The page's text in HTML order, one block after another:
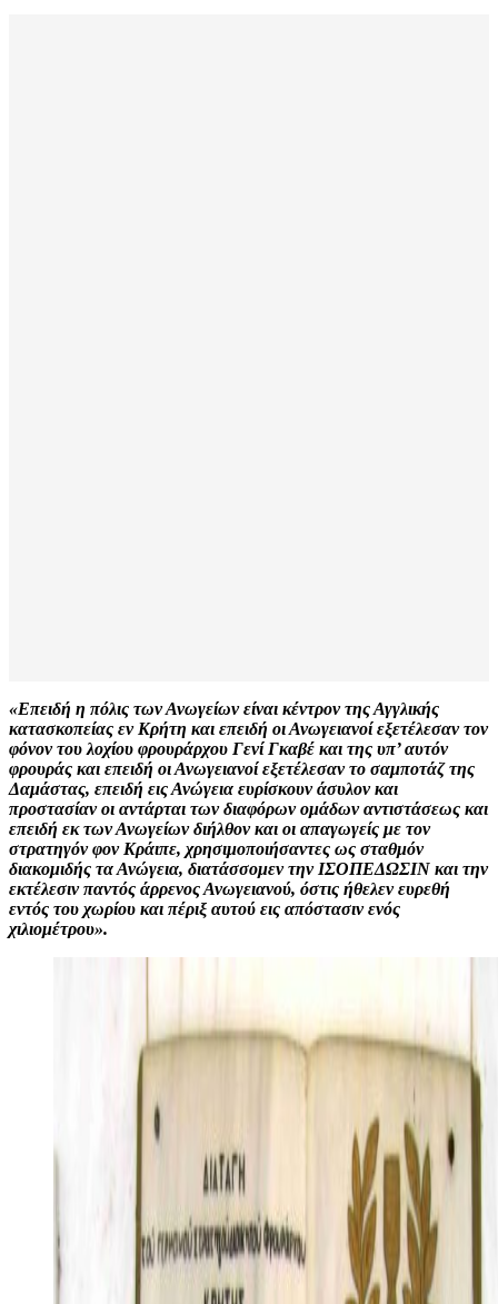
«Επειδή η πόλις των Ανωγείων είναι κέντρον της Αγγλικής
κατασκοπείας εν Κρήτη και επειδή οι Ανωγειανοί εξετέλεσαν τον
φόνον του λοχίου φρουράρχου Γενί Γκαβέ και της υπ’ αυτόν
φρουράς και επειδή οι Ανωγειανοί εξετέλεσαν το σαμποτάζ της
Δαμάστας, επειδή εις Ανώγεια ευρίσκουν άσυλον και
προστασίαν οι αντάρται των διαφόρων ομάδων αντιστάσεως και
επειδή εκ των Ανωγείων διήλθον και οι απαγωγείς με τον
στρατηγόν φον Κράιπε, χρησιμοποιήσαντες ως σταθμόν
διακομιδής τα Ανώγεια, διατάσσομεν την ΙΣΟΠΕΔΩΣΙΝ και την
εκτέλεσιν παντός άρρενος Ανωγειανού, όστις ήθελεν ευρεθή
εντός του χωρίου και πέριξ αυτού εις απόστασιν ενός
χιλιομέτρου».